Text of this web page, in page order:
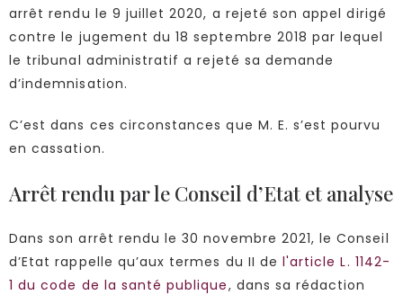
arrêt rendu le 9 juillet 2020, a rejeté son appel dirigé
contre le jugement du 18 septembre 2018 par lequel
le tribunal administratif a rejeté sa demande
d’indemnisation.
C’est dans ces circonstances que M. E. s’est pourvu
en cassation.
Arrêt rendu par le Conseil d’Etat et analyse
Dans son arrêt rendu le 30 novembre 2021, le Conseil
d’Etat rappelle qu’aux termes du II de l'article L. 1142-
1 du code de la santé publique, dans sa rédaction